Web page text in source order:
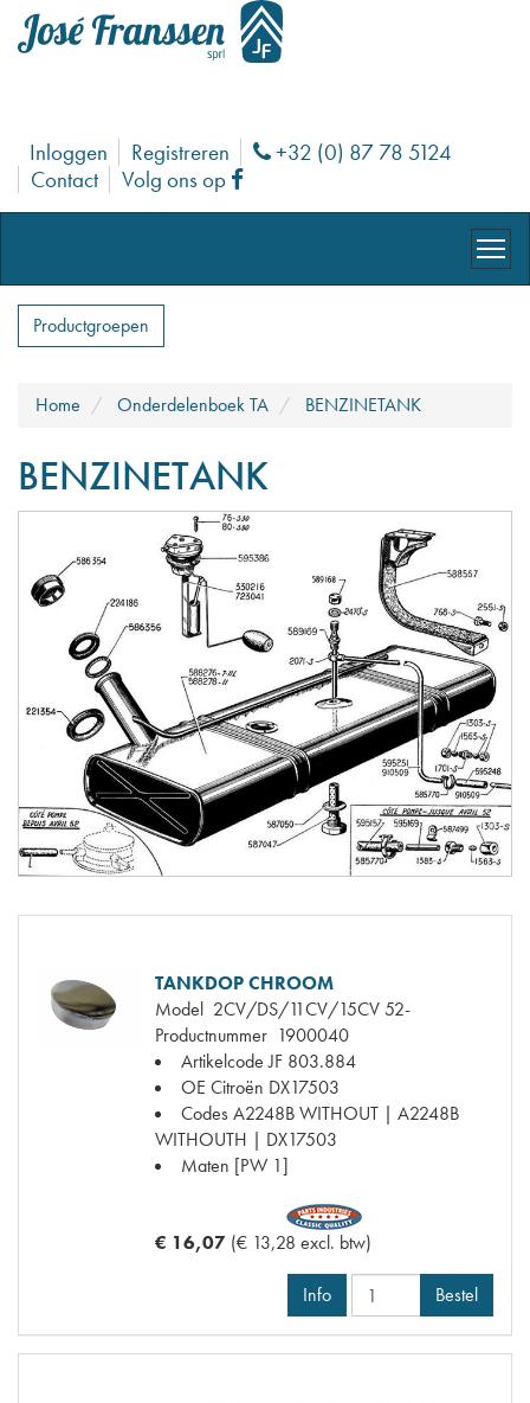
Inloggen Registreren Phone
+32 (0) 87 78 5124
Contact
Volg ons op Facebook
Productgroepen
Home Onderdelenboek TA BENZINETANK
BENZINETANK
TANKDOP CHROOM
Model 2CV/DS/11CV/15CV 52-
Productnummer 1900040
Artikelcode JF 803.884
OE Citroën DX17503
CodesA2248B WITHOUT | A2248B
WITHOUTH | DX17503
Maten [PW 1]
€ 16,07 (€ 13,28 excl. btw)
Info Bestel